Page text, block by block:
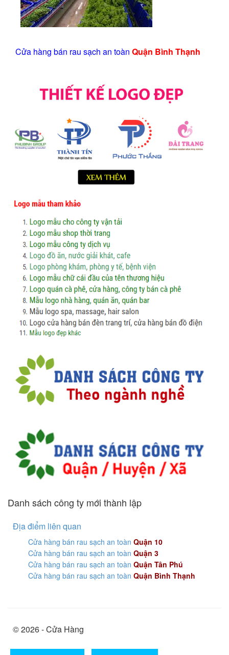
Cửa hàng bán rau sạch an toàn Quận Bình Thạnh
Danh sách công ty mới thành lập
Địa điểm liên quan
Cửa hàng bán rau sạch an toàn Quận 10
Cửa hàng bán rau sạch an toàn Quận 3
Cửa hàng bán rau sạch an toàn Quận Tân Phú
Cửa hàng bán rau sạch an toàn Quận Bình Thạnh
© 2026 - Cửa Hàng